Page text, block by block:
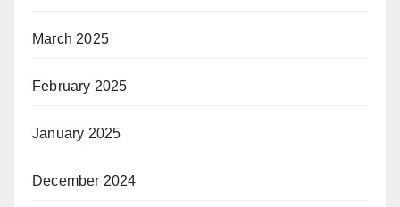
March 2025
February 2025
January 2025
December 2024